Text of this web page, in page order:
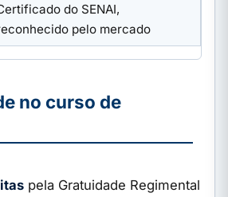
do SENAI,
pelo mercado
no curso de
pela Gratuidade Regimental